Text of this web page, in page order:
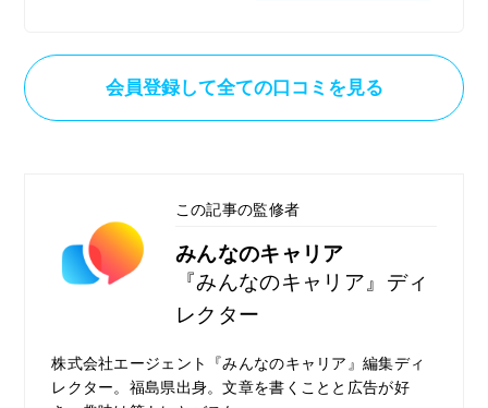
会員登録して全ての口コミを見る
この記事の監修者
みんなのキャリア
『みんなのキャリア』ディ
レクター
株式会社エージェント『みんなのキャリア』編集ディ
レクター。福島県出身。文章を書くことと広告が好